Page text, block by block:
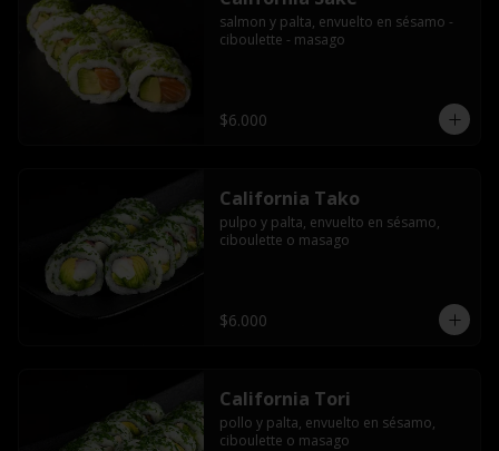
salmon y palta, envuelto en sésamo -
ciboulette - masago
$6.000
California Tako
pulpo y palta, envuelto en sésamo,
ciboulette o masago
$6.000
California Tori
pollo y palta, envuelto en sésamo,
ciboulette o masago